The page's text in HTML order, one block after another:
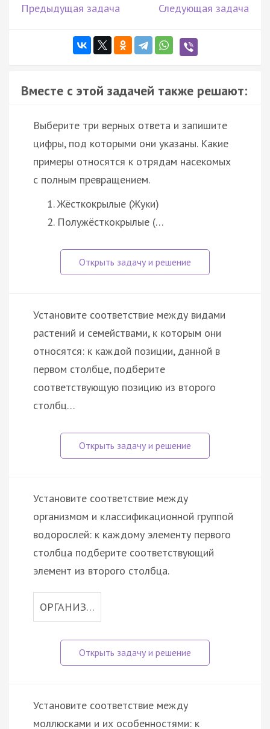
Предыдущая задача Следующая задача
Вместе с этой задачей также решают:
Выберите три верных ответа и запишите
цифры, под которыми они указаны. Какие
примеры относятся к отрядам насекомых
с полным превращением.
Жёсткокрылые (Жуки)
Полужёсткокрылые (…
Установите соответствие между видами
растений и семействами, к которым они
относятся: к каждой позиции, данной в
первом столбце, подберите
соответствующую позицию из второго
столбц…
Установите соответствие между
организмом и классификационной группой
водорослей: к каждому элементу первого
столбца подберите соответствующий
элемент из второго столбца.
ОРГАНИЗ…
Установите соответствие между
моллюсками и их особенностями: к